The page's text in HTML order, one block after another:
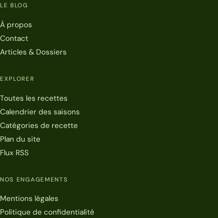
LE BLOG
À propos
Contact
Articles & Dossiers
EXPLORER
Toutes les recettes
Calendrier des saisons
Catégories de recette
Plan du site
Flux RSS
NOS ENGAGEMENTS
Mentions légales
Politique de confidentialité